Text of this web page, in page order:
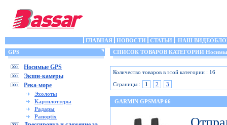
ГЛАВНАЯ НОВОСТИ СТАТЬИ
НАШ
GPS
Носимые GPS
Экшн-камеры
Река-море
Эхолоты
Картплоттеры
Радары
Panoptix
СПИСОК ТОВАРОВ КАТЕГОРИИ
Количество товаров в этой категории : 16
Страницы :
1 2 3
GARMIN GPSMAP 66